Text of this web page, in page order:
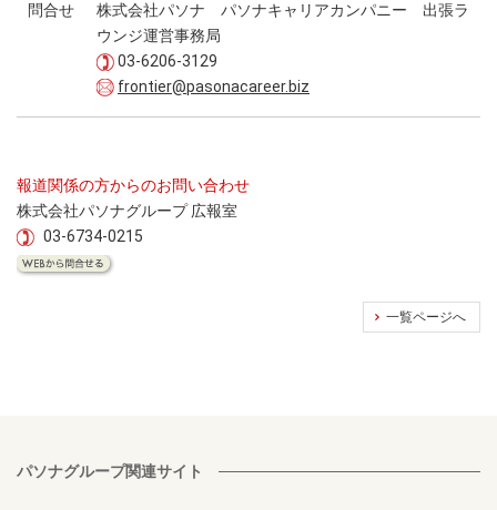
問合せ
株式会社パソナ パソナキャリアカンパニー 出張ラ
ウンジ運営事務局
03-6206-3129
frontier@pasonacareer.biz
報道関係の方からのお問い合わせ
株式会社パソナグループ 広報室
03-6734-0215
一覧ページへ
パソナグループ関連サイト